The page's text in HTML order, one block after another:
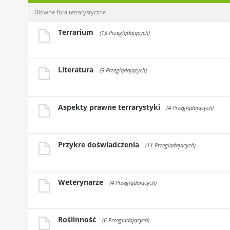
Główne fora terrarystyczne
Terrarium (13 Przeglądających)
Literatura (9 Przeglądających)
Aspekty prawne terrarystyki (4 Przeglądających)
Przykre doświadczenia (11 Przeglądających)
Weterynarze (4 Przeglądających)
Roślinność (6 Przeglądających)